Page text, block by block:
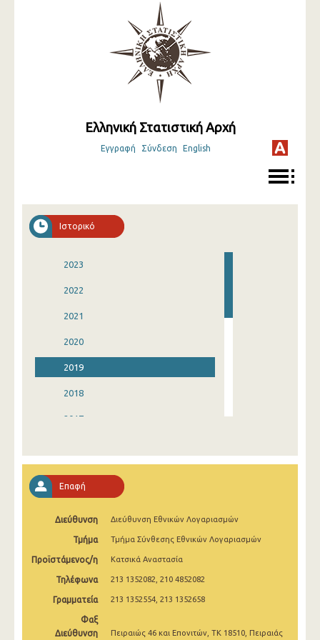
Ελληνική Στατιστική Αρχή
Εγγραφή Σύνδεση English
Ιστορικό
2023
2022
2021
2020
2019
2018
2017
2014
2013
2012
2011
2010
2009
Επαφή
Διεύθυνση Διεύθυνση Εθνικών Λογαριασμών
Τμήμα Τμήμα Σύνθεσης Εθνικών Λογαριασμών
Προϊστάμενος/η Κατσικά Αναστασία
Τηλέφωνα 213 1352082, 210 4852082
Γραμματεία 213 1352554, 213 1352658
Φαξ
Διεύθυνση
Πειραιώς 46 και Επονιτών, ΤΚ 18510, Πειραιάς